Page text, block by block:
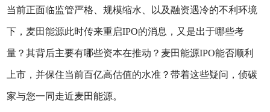
当前正面临监管严格、规模缩水、以及融资遇冷的不利环境
下，麦田能源此时传来重启IPO的消息，又是出于哪些考
量？其背后主要有哪些资本在推动？麦田能源IPO能否顺利
上市，并保住当前百亿高估值的水准？带着这些疑问，侦碳
家与您一同走近麦田能源。